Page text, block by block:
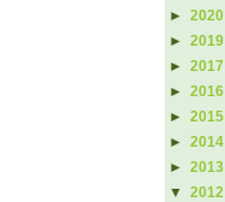
► 2020
► 2019
► 2017
► 2016
► 2015
► 2014
► 2013
▼ 2012